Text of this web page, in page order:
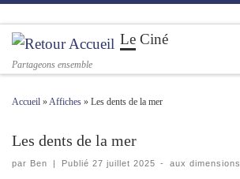
Passer au contenu
Le Ciné
Partageons ensemble
Accueil » Affiches » Les dents de la mer
Les dents de la mer
par Ben | Publié 27 juillet 2025 - aux dimensions